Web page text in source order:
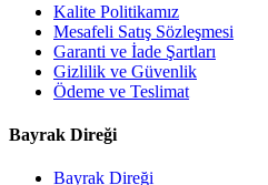
Kalite Politikamız
Mesafeli Satış Sözleşmesi
Garanti ve İade Şartları
Gizlilik ve Güvenlik
Ödeme ve Teslimat
Bayrak Direği
Bayrak Direği